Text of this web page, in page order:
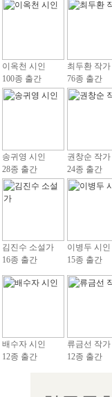
이옥천 시인
100종 출간
최두환 작가
76종 출간
송귀영 시인
28종 출간
권창순 작가
24종 출간
김진수 소설가
16종 출간
이병두 시인
15종 출간
배수자 시인
12종 출간
류금선 작가
12종 출간